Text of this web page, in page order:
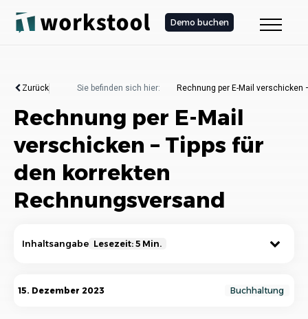
Demo buchen
Zurück Sie befinden sich hier: Rechnung per E-Mail
Rechnung per E-Mail
verschicken – Tipps für
den korrekten
Rechnungsversand
Inhaltsangabe Lesezeit: 5 Min.
Alles Wichtige beim Rechnungsversand peer E-
Mail
15. Dezember 2023 Buchhaltung